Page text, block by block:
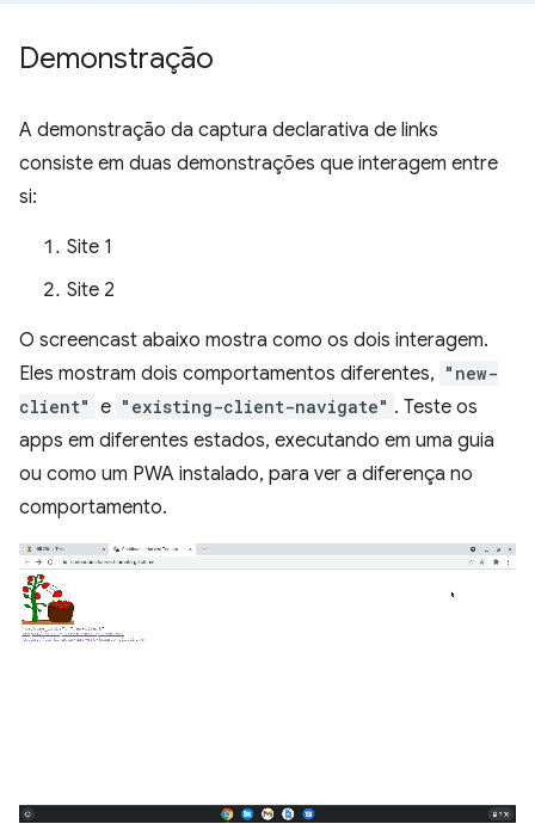
Demonstração
A demonstração da captura declarativa de links
consiste em duas demonstrações que interagem entre
si:
Site 1
Site 2
O screencast abaixo mostra como os dois interagem.
Eles mostram dois comportamentos diferentes, "new-
client" e "existing-client-navigate" . Teste os
apps em diferentes estados, executando em uma guia
ou como um PWA instalado, para ver a diferença no
comportamento.